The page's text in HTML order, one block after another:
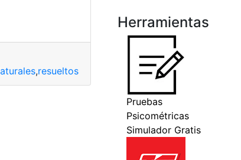
,resueltos
Herramientas